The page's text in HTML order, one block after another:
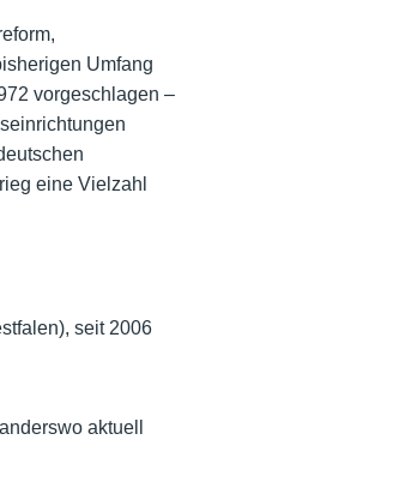
Umfang
vorgeschlagen –
eine Vielzahl
seit 2006
aktuell